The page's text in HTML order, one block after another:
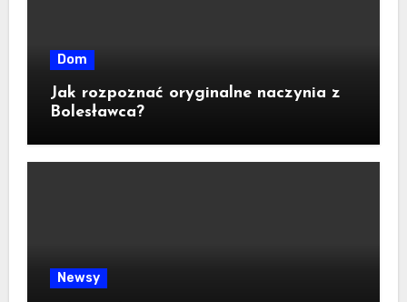
Dom
Jak rozpoznać oryginalne naczynia z
Bolesławca?
Newsy